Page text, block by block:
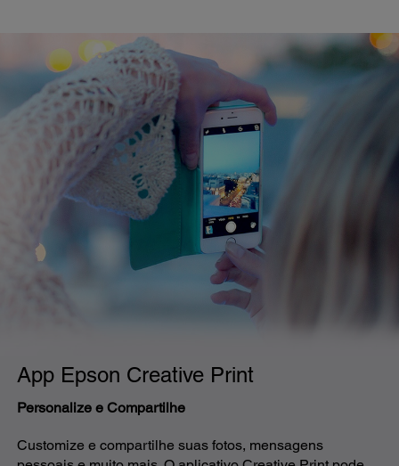
App Epson Creative Print
Personalize e Compartilhe
Customize e compartilhe suas fotos, mensagens